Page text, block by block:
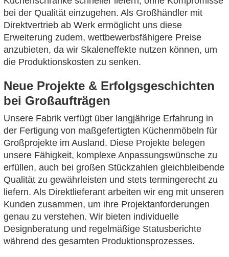
bei der Qualität einzugehen. Als Großhändler mit
Direktvertrieb ab Werk ermöglicht uns diese
Erweiterung zudem, wettbewerbsfähigere Preise
anzubieten, da wir Skaleneffekte nutzen können, um
die Produktionskosten zu senken.
Neue Projekte & Erfolgsgeschichten
bei Großaufträgen
Unsere Fabrik verfügt über langjährige Erfahrung in
der Fertigung von maßgefertigten Küchenmöbeln für
Großprojekte im Ausland. Diese Projekte belegen
unsere Fähigkeit, komplexe Anpassungswünsche zu
erfüllen, auch bei großen Stückzahlen gleichbleibende
Qualität zu gewährleisten und stets termingerecht zu
liefern. Als Direktlieferant arbeiten wir eng mit unseren
Kunden zusammen, um ihre Projektanforderungen
genau zu verstehen. Wir bieten individuelle
Designberatung und regelmäßige Statusberichte
während des gesamten Produktionsprozesses.